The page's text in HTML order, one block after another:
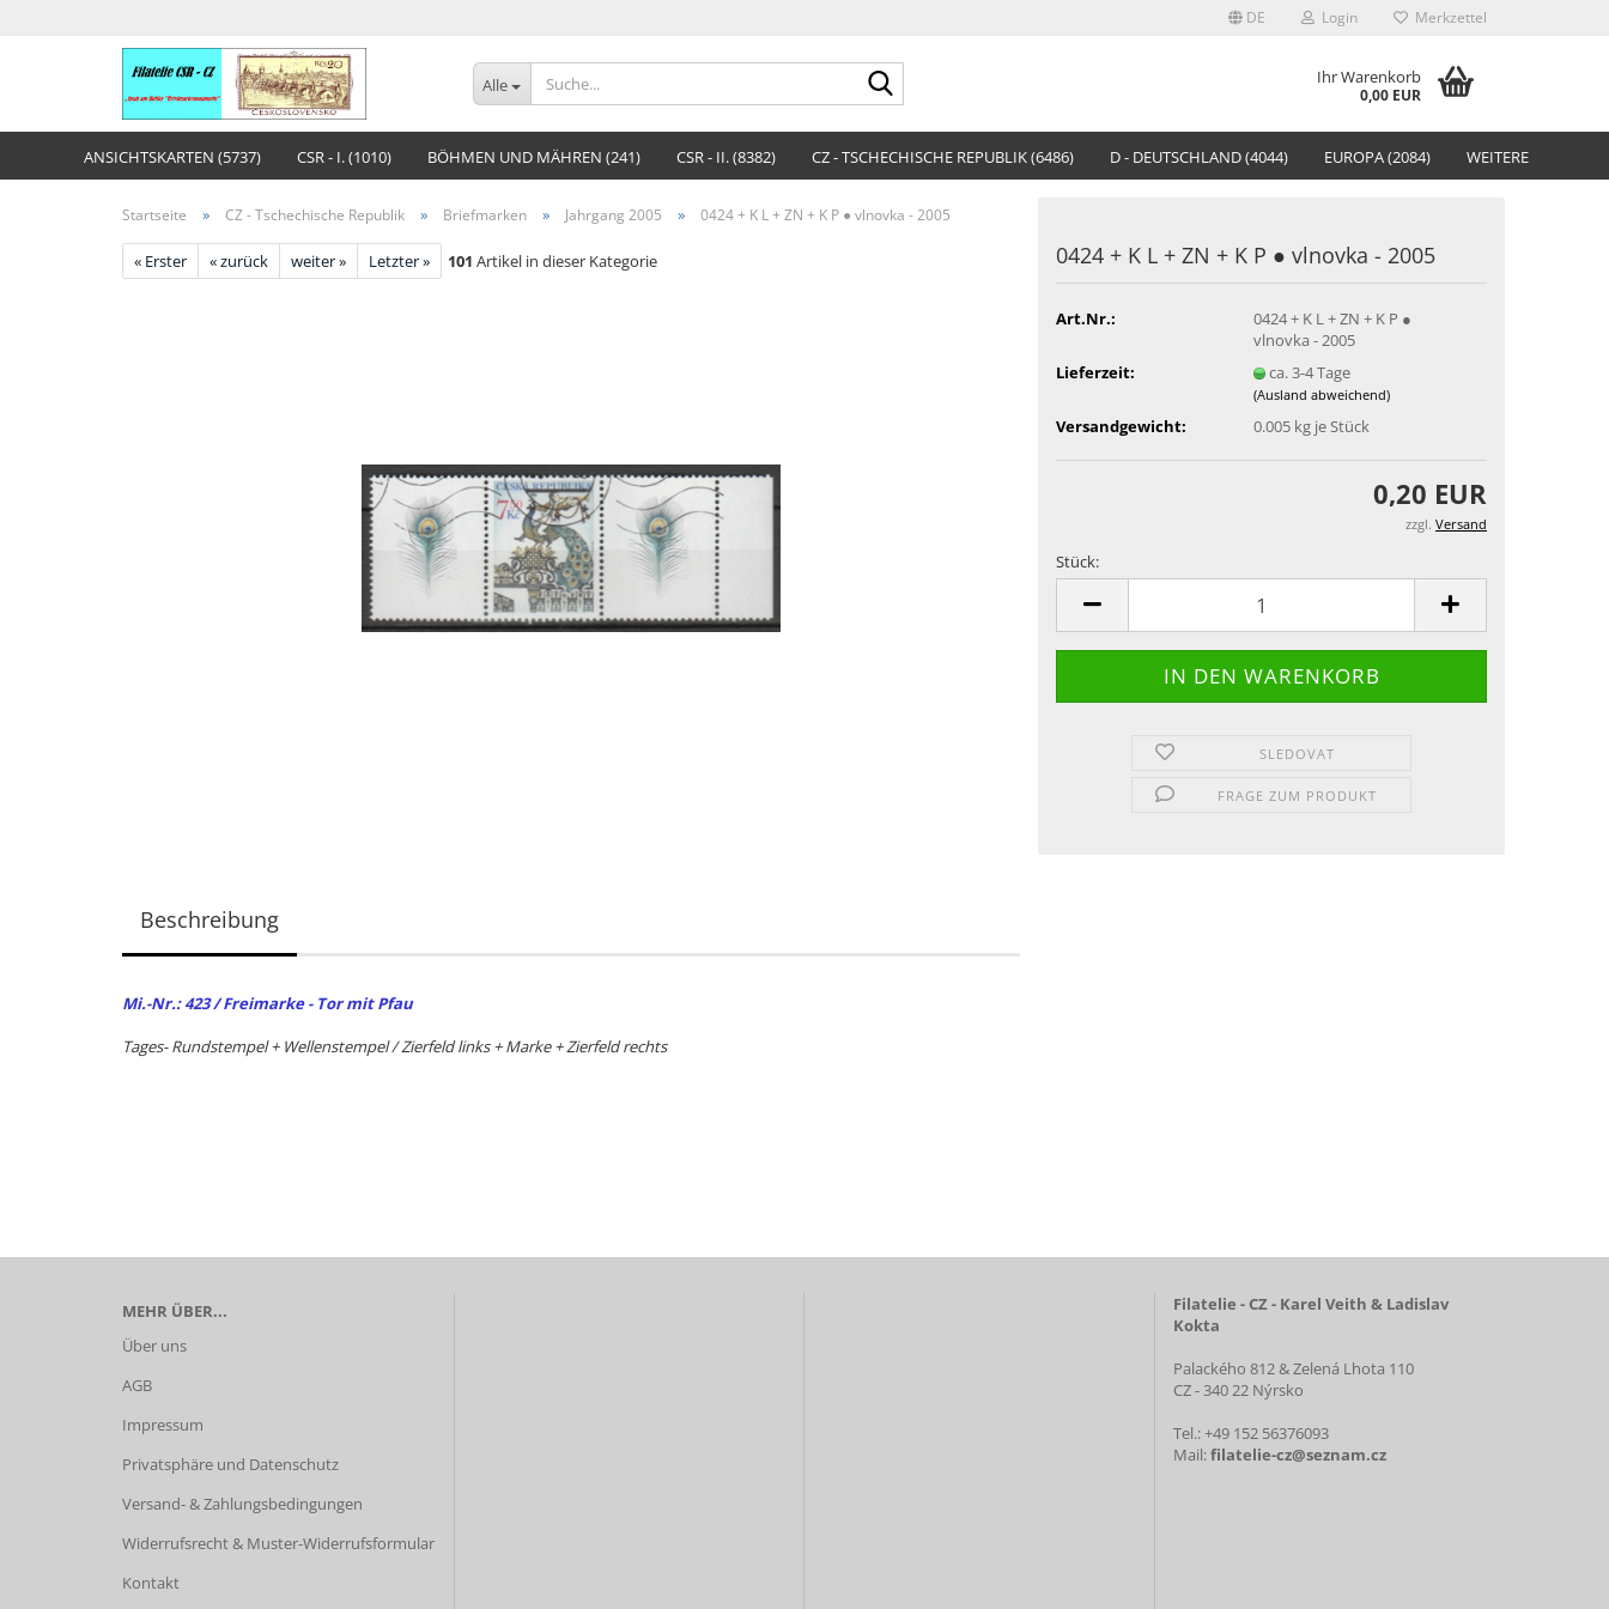
DE Login Merkzettel
Alle Ihr Warenkorb
0,00 EUR
ANSICHTSKARTEN (5737) CSR - I. (1010) BÖHMEN UND MÄHREN (241) CSR - II. (8382) CZ - TSCHECHISCHE REPUBLIK (6486) D - DEUTSCHLAND (4044) EUROPA (2084) WEITERE
Startseite » CZ - Tschechische Republik » Briefmarken » Jahrgang 2005 » 0424 + K L + ZN + K P ● vlnovka - 2005
« Erster « zurück weiter » Letzter » 101 Artikel in dieser Kategorie 0424 + K L + ZN + K P ● vlnov­ka - 2005
Art.Nr.:
0424 + K L + ZN + K P ●
vlnovka - 2005
Lieferzeit:
ca. 3-4 Tage
(Ausland abweichend)
Versandgewicht: 0.005 kg je Stück
0,20 EUR
zzgl. Versand
Stück:
Stück
SLEDOVAT
FRAGE ZUM PRODUKT
Beschreibung
Mi.-Nr.: 423 / Freimarke - Tor mit Pfau
Tages- Rundstempel + Wellenstempel / Zierfeld links + Marke + Zierfeld rechts
MEHR ÜBER...
Über uns
AGB
Impressum
Privatsphäre und Datenschutz
Versand- & Zahlungsbedingungen
Widerrufsrecht & Muster-Widerrufsformular
Kontakt
Filatelie - CZ - Karel Veith & Ladislav
Kokta
Palackého 812 & Zelená Lhota 110
CZ - 340 22 Nýrsko
Tel.: +49 152 56376093
Mail:filatelie-cz@seznam.cz